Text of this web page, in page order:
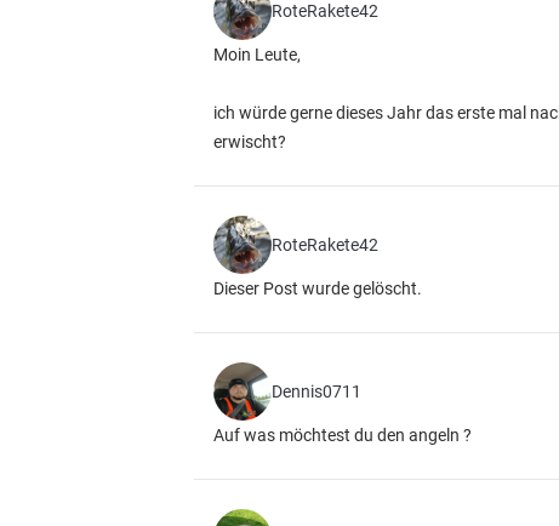
RoteRakete42
Moin Leute,
ich würde gerne dieses Jahr das erste mal
erwischt?
RoteRakete42
Dieser Post wurde gelöscht.
Dennis0711
Auf was möchtest du den angeln ?